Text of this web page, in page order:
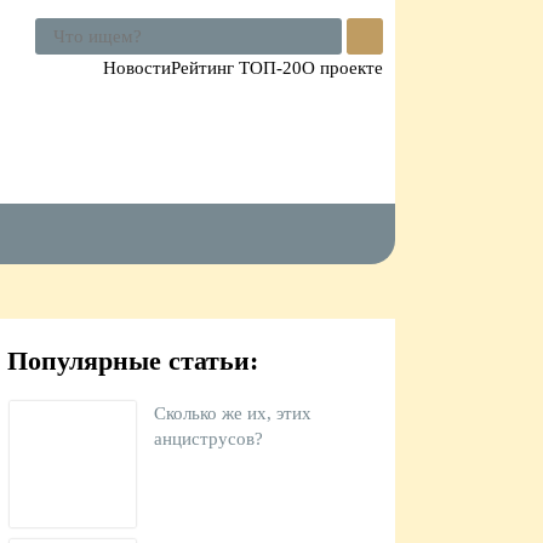
Поиск
по
НовостиРейтинг ТОП-20О проекте
Популярные статьи:
Сколько же их, этих
анциструсов?